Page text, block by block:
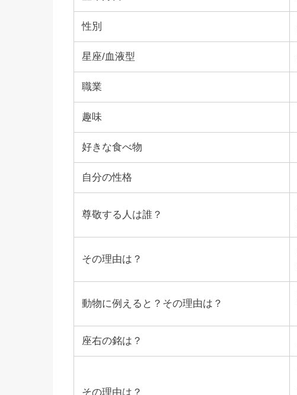
性別
星座/血液型
職業
趣味
好きな食べ物
自分の性格
尊敬する人は誰？
その理由は？
動物に例えると？その理由は？
座右の銘は？
その理由は？